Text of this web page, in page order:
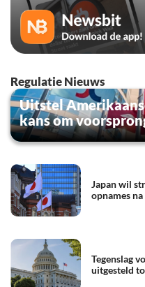
Regulatie Nieuws
Uitstel
kans om
Japan wil
opnames
Tegenslag
uitgesteld